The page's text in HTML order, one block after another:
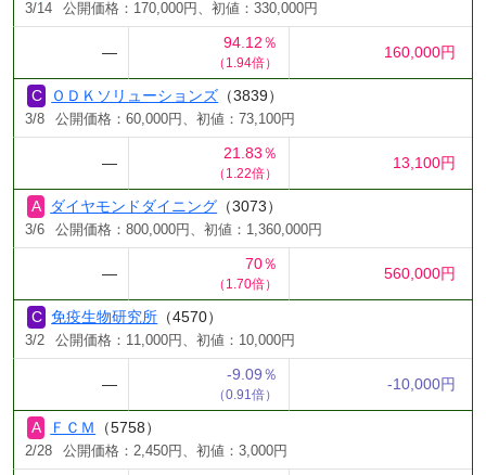
3/14 公開価格：170,000円、初値：330,000円
―
94.12％
（1.94倍）
160,000円
ＯＤＫソリューションズ （3839）
3/8 公開価格：60,000円、初値：73,100円
―
21.83％
（1.22倍）
13,100円
ダイヤモンドダイニング （3073）
3/6 公開価格：800,000円、初値：1,360,000円
―
70％
（1.70倍）
560,000円
免疫生物研究所 （4570）
3/2 公開価格：11,000円、初値：10,000円
―
-9.09％
（0.91倍）
-10,000円
ＦＣＭ （5758）
2/28 公開価格：2,450円、初値：3,000円